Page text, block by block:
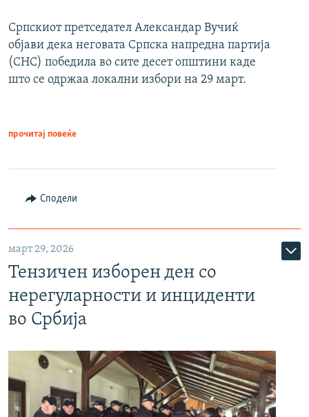
Српскиот претседател Александар Вучиќ
објави дека неговата Српска напредна партија
(СНС) победила во сите десет општини каде
што се одржаа локални избори на 29 март.
прочитај повеќе
Сподели
март 29, 2026
Тензичен изборен ден со
нерегуларности и инциденти
во Србија